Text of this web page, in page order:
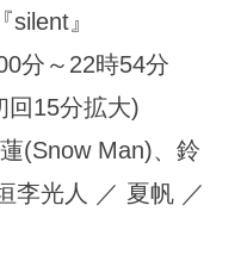
』
分～22時54分
15分拡大)
(Snow Man)、鈴
李光人 ／ 夏帆 ／